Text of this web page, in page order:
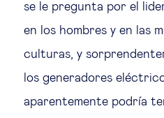
se le pregunta por el
en los hombres y en las
culturas, y
los generadores
aparentemente podría